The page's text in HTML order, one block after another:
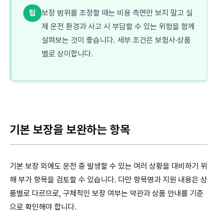
팁
보장 범위를 조정할 때는 비용 측면만 보지 말고 실
제 운전 환경과 사고 시 부담할 수 있는 위험을 함께
살펴보는 것이 좋습니다. 세부 조건은 보험사·상품
별로 상이합니다.
기본 보장을 보완하는 항목
기본 보장 외에도 운전 중 발생할 수 있는 여러 상황을 대비하기 위
해 부가 항목을 검토할 수 있습니다. 다만 항목명과 지원 내용은 상
품별로 다르므로, 구체적인 보장 여부는 약관과 상품 안내를 기준
으로 확인해야 합니다.